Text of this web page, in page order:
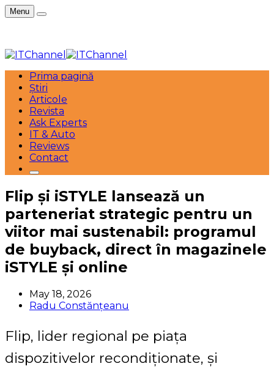
Menu
Prima pagină
Știri
Articole
Revista
Ask Experts
IT & Auto
Reviews
Contact
Flip și iSTYLE lansează un
parteneriat strategic pentru un
viitor mai sustenabil: programul
de buyback, direct în magazinele
iSTYLE și online
May 18, 2026
Radu Constănțeanu
Flip, lider regional pe piața
dispozitivelor recondiționate, și